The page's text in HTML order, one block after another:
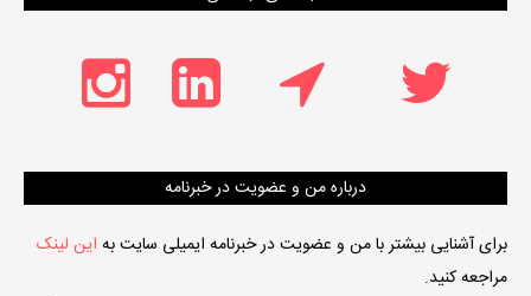
درباره من و عضویت در خبرنامه
برای آشنایی بیشتر با من و عضویت در خبرنامه ایمیلی سایت به این لینک
مراجعه کنید.